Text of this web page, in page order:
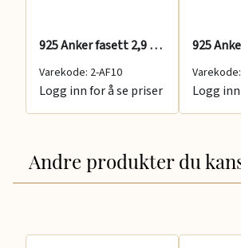
925 Anker fasett 2,9 mm
Varekode: 2-AF10
Logg inn for å se priser Logg
Andre produkter du